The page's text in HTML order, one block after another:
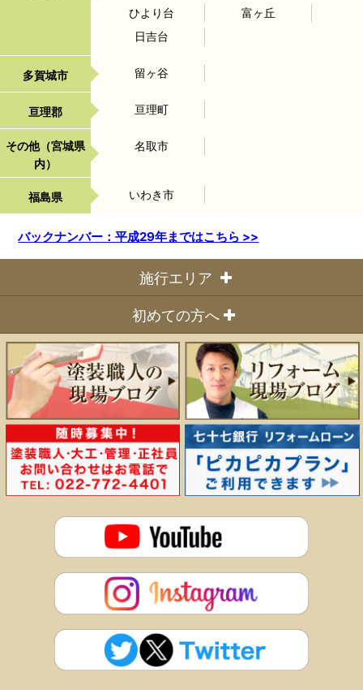
ひより台
富ヶ丘
日吉台
多賀城市 留ヶ谷
亘理郡 亘理町
その他（宮城県
内）
名取市
福島県 いわき市
バックナンバー：平成29年まではこちら >>
施行エリア
（青葉区・泉区・太白区・宮城野区）
多賀城市、塩竈市、名取市、東松島市、岩沼市、大崎市
宮城郡
(利府町・七ヶ浜町・松島町)
黒川郡
(富谷町・大和町・大郷町・大衡村)
刈田郡、遠田郡など。
詳しくは「エリアマップ」をご覧ください。
初めての方へ
ハッピーリフォームの特徴
施行の流れについて
専門店のまごころ お見積システム
会社概要